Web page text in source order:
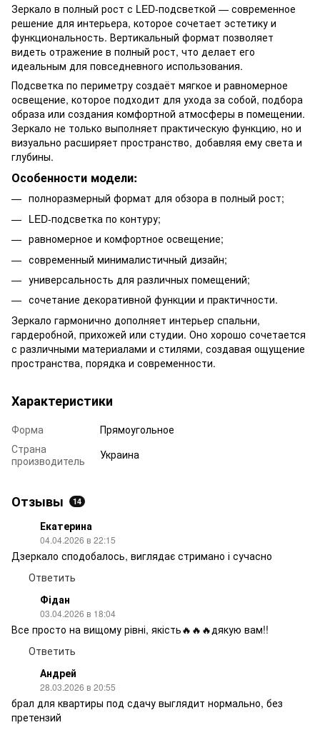
Зеркало в полный рост с LED-подсветкой — современное
решение для интерьера, которое сочетает эстетику и
функциональность. Вертикальный формат позволяет
видеть отражение в полный рост, что делает его
идеальным для повседневного использования.
Подсветка по периметру создаёт мягкое и равномерное
освещение, которое подходит для ухода за собой, подбора
образа или создания комфортной атмосферы в помещении.
Зеркало не только выполняет практическую функцию, но и
визуально расширяет пространство, добавляя ему света и
глубины.
Особенности модели:
полноразмерный формат для обзора в полный рост;
LED-подсветка по контуру;
равномерное и комфортное освещение;
современный минималистичный дизайн;
универсальность для различных помещений;
сочетание декоративной функции и практичности.
Зеркало гармонично дополняет интерьер спальни,
гардеробной, прихожей или студии. Оно хорошо сочетается
с различными материалами и стилями, создавая ощущение
пространства, порядка и современности.
Характеристики
Форма
Прямоугольное
Страна
производитель
Украина
Отзывы 14
Екатерина
04.04.2026 в 22:15
Дзеркало сподобалось, виглядає стримано і сучасно
Ответить
Фідан
03.04.2026 в 18:04
Все просто на вищому рівні, якість🔥🔥🔥дякую вам!!
Ответить
Андрей
28.03.2026 в 20:55
брал для квартиры под сдачу выглядит нормально, без
претензий